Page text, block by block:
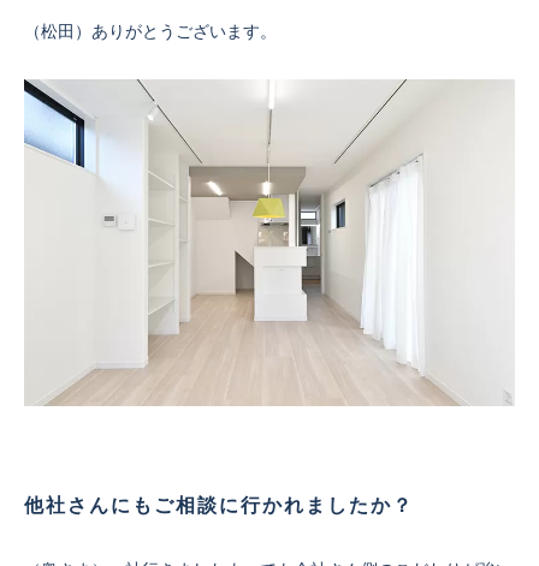
（松田）ありがとうございます。
他社さんにもご相談に行かれましたか？